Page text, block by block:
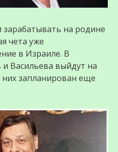
на родине
чета уже
в Израиле. В
Васильева выйдут на
них запланирован еще